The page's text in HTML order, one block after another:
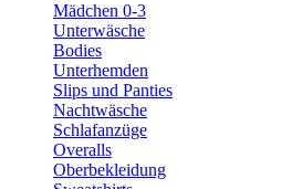
Mädchen 0-3
Unterwäsche
Bodies
Unterhemden
Slips und Panties
Nachtwäsche
Schlafanzüge
Overalls
Oberbekleidung